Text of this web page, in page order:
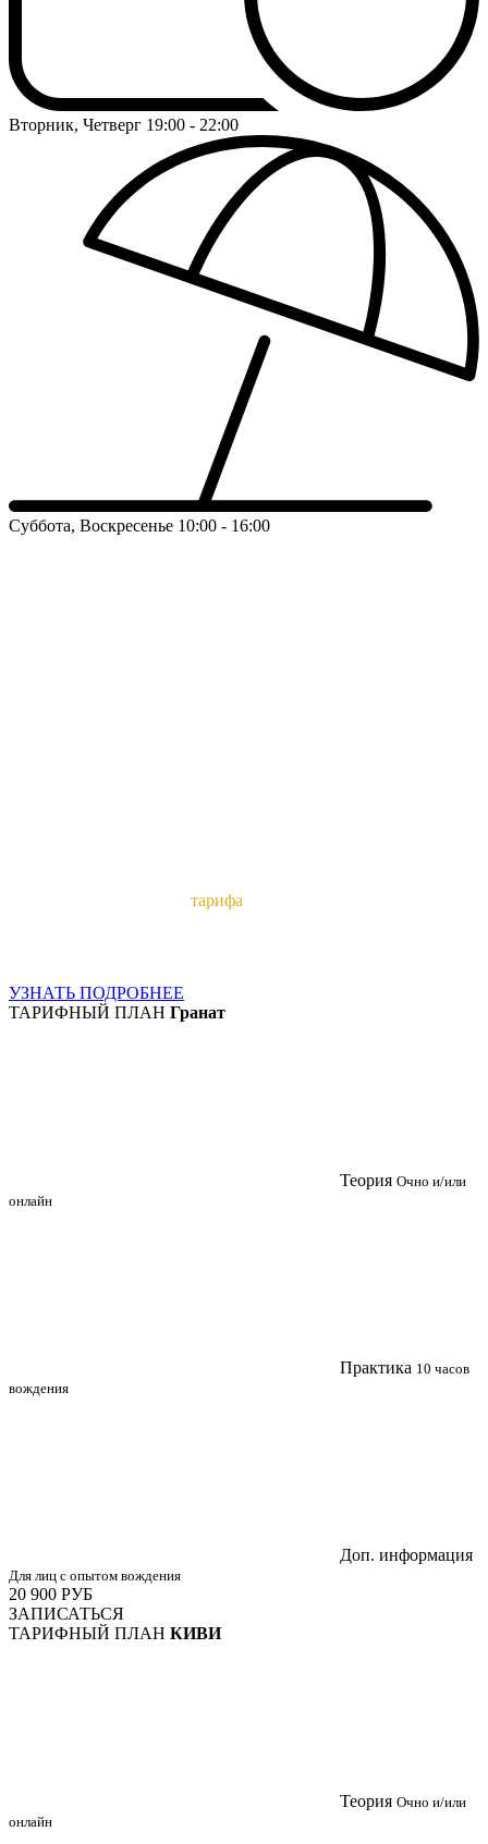
Вторник, Четверг 19:00 - 22:00
Суббота, Воскресенье 10:00 - 16:00
тарифа
УЗНАТЬ ПОДРОБНЕЕ
ТАРИФНЫЙ ПЛАН Гранат
Теория Очно и/или
онлайн
Практика 10 часов
вождения
Доп. информация
Для лиц с опытом вождения
20 900 РУБ
ЗАПИСАТЬСЯ
ТАРИФНЫЙ ПЛАН КИВИ
Теория Очно и/или
онлайн